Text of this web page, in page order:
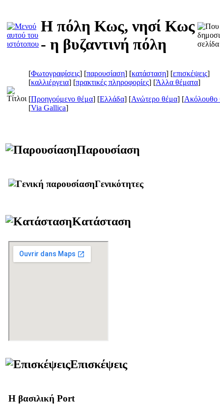
Η πόλη Κως, νησί Κως
- η βυζαντινή πόλη
[Φωτογραφίσεις] [παρουσίαση] [κατάσταση] [επισκέψεις]
[καλλιέργεια] [πρακτικές πληροφορίες] [Άλλα θέματα]
[Προηγούμενο θέμα] [Ελλάδα] [Ανώτερο θέμα] [Ακόλουθο
[Via Gallica]
Παρουσίαση
Γενικότητες
Κατάσταση
Επισκέψεις
Η βασιλική Port